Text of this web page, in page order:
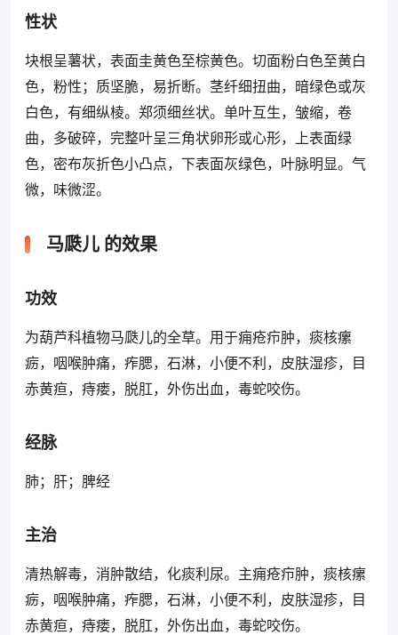
性状
块根呈薯状，表面圭黄色至棕黄色。切面粉白色至黄白
色，粉性；质坚脆，易折断。茎纤细扭曲，暗绿色或灰
白色，有细纵棱。郑须细丝状。单叶互生，皱缩，卷
曲，多破碎，完整叶呈三角状卵形或心形，上表面绿
色，密布灰折色小凸点，下表面灰绿色，叶脉明显。气
微，味微涩。
马瓞儿 的效果
功效
为葫芦科植物马瓞儿的全草。用于痈疮疖肿，痰核瘰
疬，咽喉肿痛，痄腮，石淋，小便不利，皮肤湿疹，目
赤黄疸，痔瘘，脱肛，外伤出血，毒蛇咬伤。
经脉
肺；肝；脾经
主治
清热解毒，消肿散结，化痰利尿。主痈疮疖肿，痰核瘰
疬，咽喉肿痛，痄腮，石淋，小便不利，皮肤湿疹，目
赤黄疸，痔瘘，脱肛，外伤出血，毒蛇咬伤。